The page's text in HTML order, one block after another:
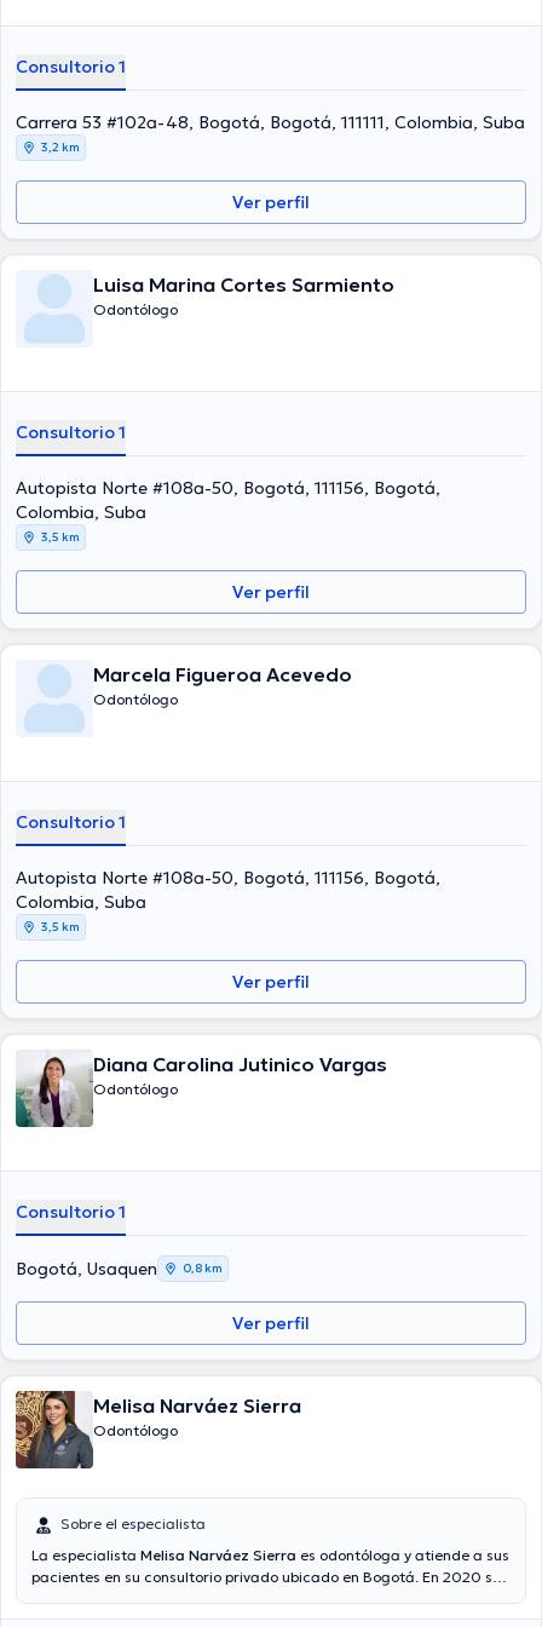
Consultorio 1
Carrera 53 #102a-48, Bogotá, Bogotá, 111111, Colombia, Suba
3,2 km
Ver perfil
Luisa Marina Cortes Sarmiento
Odontólogo
Consultorio 1
Autopista Norte #108a-50, Bogotá, 111156, Bogotá,
Colombia, Suba
3,5 km
Ver perfil
Marcela Figueroa Acevedo
Odontólogo
Consultorio 1
Autopista Norte #108a-50, Bogotá, 111156, Bogotá,
Colombia, Suba
3,5 km
Ver perfil
Diana Carolina Jutinico Vargas
Odontólogo
Consultorio 1
Bogotá, Usaquen 0,8 km
Ver perfil
Melisa Narváez Sierra
Odontólogo
Sobre el especialista
La especialista Melisa Narváez Sierra es odontóloga y atiende a sus
pacientes en su consultorio privado ubicado en Bogotá. En 2020 se
de la Pontificia Universidad Javeriana. Por otro lado, cuenta con